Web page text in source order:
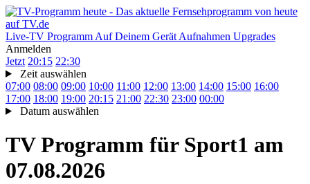
Live-TV Programm Auf Deinem Gerät Aufnahmen Upgrades
Anmelden
Jetzt 20:15 22:30
Zeit auswählen
07:00 08:00 09:00 10:00 11:00 12:00 13:00 14:00 15:00 16:00
17:00 18:00 19:00 20:15 21:00 22:30 23:00 00:00
Datum auswählen
TV Programm für Sport1 am
07.08.2026